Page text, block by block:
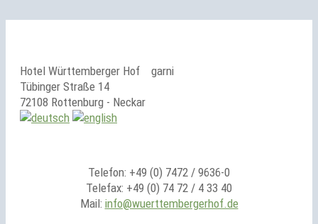
Hotel Württemberger Hof
garni
Tübinger Straße 14
72108 Rottenburg - Neckar
Telefon: +49 (0) 7472 / 9636-0
Telefax: +49 (0) 74 72 / 4 33 40
Mail: info@wuerttembergerhof.de